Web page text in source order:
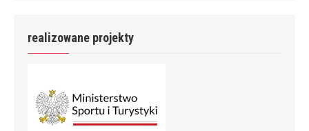
realizowane projekty